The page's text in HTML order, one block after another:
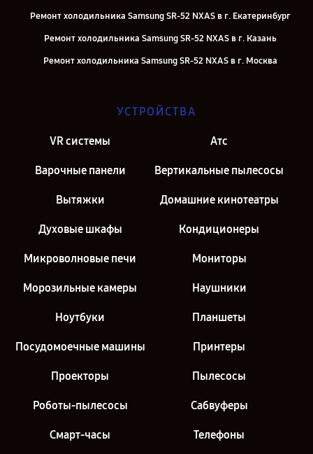
Ремонт холодильника Samsung SR-52 NXAS в г. Екатеринбург
Ремонт холодильника Samsung SR-52 NXAS в г. Казань
Ремонт холодильника Samsung SR-52 NXAS в г. Москва
УСТРОЙСТВА
VR системы Атс
Варочные панели Вертикальные пылесосы
Вытяжки Домашние кинотеатры
Духовые шкафы Кондиционеры
Микроволновые печи Мониторы
Морозильные камеры Наушники
Ноутбуки Планшеты
Посудомоечные машины Принтеры
Проекторы Пылесосы
Роботы-пылесосы Сабвуферы
Смарт-часы Телефоны